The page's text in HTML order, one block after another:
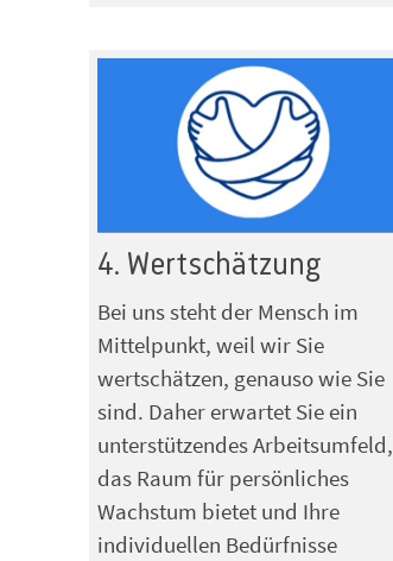
4. Wertschätzung
Bei uns steht der Mensch im
Mittelpunkt, weil wir Sie
wertschätzen, genauso wie Sie
sind. Daher erwartet Sie ein
unterstützendes Arbeitsumfeld,
das Raum für persönliches
Wachstum bietet und Ihre
individuellen Bedürfnisse